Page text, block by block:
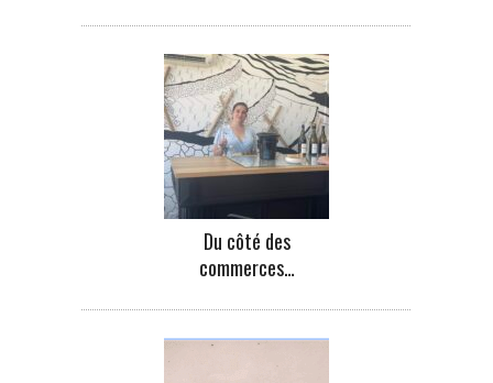
Du côté des
commerces…